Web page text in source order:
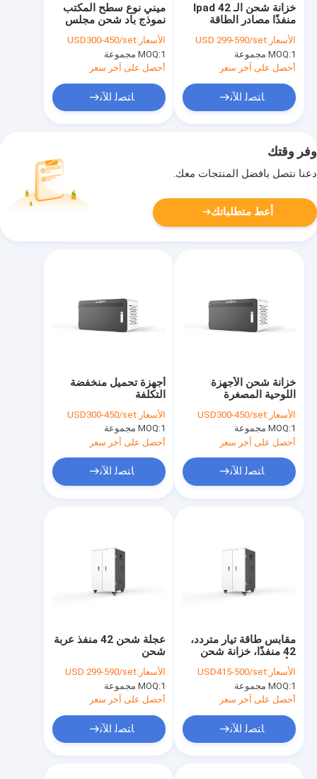
ميني نوع سطح المكتب
نموذج باد شحن مجلس
مجلس الوزراء
الأسعار:USD300-450/set
MOQ:1 مجموعة
أحصل على آخر سعر
ﺎﺘﺼﻟ ﺍﻶﻧ
خزانة شحن الـ Ipad 42
منفذًا مصادر الطاقة
المتغيرة نوع خزانة الشحن
الأسعار:USD 299-590/set
MOQ:1 مجموعة
أحصل على آخر سعر
ﺎﺘﺼﻟ ﺍﻶﻧ
وفر وقتك
دعنا نتصل بأفضل المنتجات معك.
أعط متطلباتك
أجهزة تحميل منخفضة
التكلفة
الأسعار:USD300-450/set
MOQ:1 مجموعة
أحصل على آخر سعر
ﺎﺘﺼﻟ ﺍﻶﻧ
خزانة شحن الأجهزة
اللوحية المصغرة
الأسعار:USD300-450/set
MOQ:1 مجموعة
أحصل على آخر سعر
ﺎﺘﺼﻟ ﺍﻶﻧ
عجلة شحن 42 منفذ عربة
شحن
الأسعار:USD 299-590/set
MOQ:1 مجموعة
أحصل على آخر سعر
ﺎﺘﺼﻟ ﺍﻶﻧ
مقابس طاقة تيار متردد،
42 منفذًا، خزانة شحن
للأجهزة اللوحية، عربة
شحن للأيباد
الأسعار:USD415-500/set
MOQ:1 مجموعة
أحصل على آخر سعر
ﺎﺘﺼﻟ ﺍﻶﻧ